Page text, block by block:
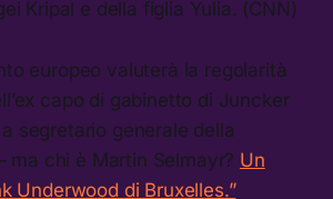
Kripal e della figlia Yulia. (CNN)
europeo valuterà la regolarità
capo di gabinetto di Juncker
segretario generale della
ma chi è Martin Selmayr? Un
Underwood di Bruxelles.”